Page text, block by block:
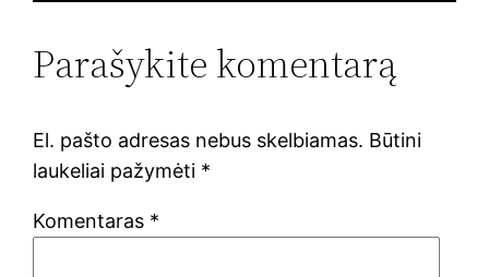
Parašykite komentarą
El. pašto adresas nebus skelbiamas. Būtini
laukeliai pažymėti *
Komentaras *